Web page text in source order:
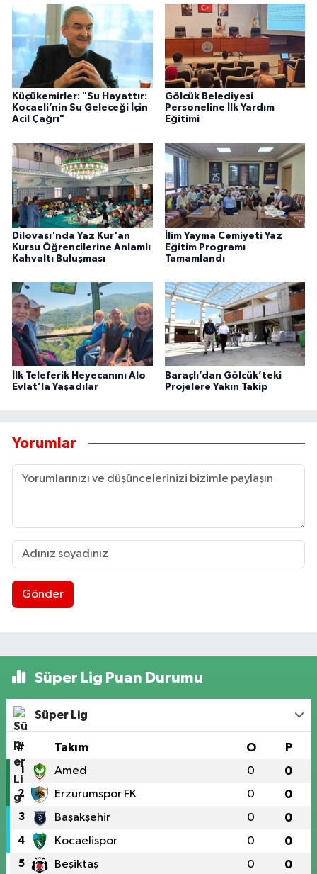
Küçükemirler: "Su Hayattır:
Kocaeli’nin Su Geleceği İçin
Acil Çağrı"
Gölcük Belediyesi
Personeline İlk Yardım
Eğitimi
Dilovası'nda Yaz Kur'an
Kursu Öğrencilerine Anlamlı
Kahvaltı Buluşması
İlim Yayma Cemiyeti Yaz
Eğitim Programı
Tamamlandı
İlk Teleferik Heyecanını Alo
Evlat’la Yaşadılar
Baraçlı’dan Gölcük’teki
Projelere Yakın Takip
Yorumlar
Gönder
Süper Lig Puan Durumu
Süper Lig
# Takım O P
1 Amed 0 0
2 Erzurumspor FK 0 0
3 Başakşehir 0 0
4 Kocaelispor 0 0
5 Beşiktaş 0 0